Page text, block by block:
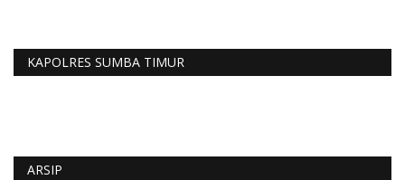
KAPOLRES SUMBA TIMUR
ARSIP